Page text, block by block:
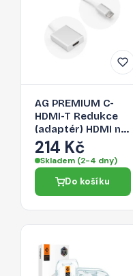
AG PREMIUM C-
HDMI-T Redukce
(adaptér) HDMI na
USB-C 3.1, délka
17cm, bílo-stříbrná
214 Kč
Skladem (2-4 dny)
Do košíku